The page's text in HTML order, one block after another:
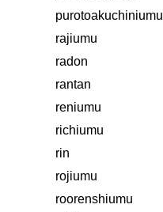
purotoakuchiniumu
rajiumu
radon
rantan
reniumu
richiumu
rin
rojiumu
roorenshiumu